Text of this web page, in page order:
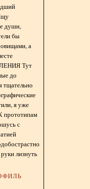
души,
бы
а
Тут
до
тщательно
я уже
прототипам
с
руки лизнуть